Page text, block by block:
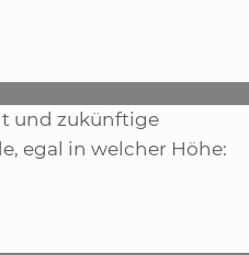
und zukünftige
egal in welcher Höhe: